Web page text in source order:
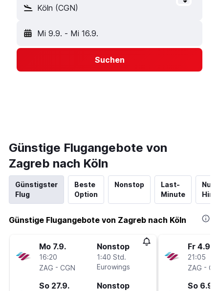
Köln (CGN)
Mi 9.9. - Mi 16.9.
Suchen
Günstige Flugangebote von
Zagreb nach Köln
Günstigster
Flug
Beste
Option
Nonstop
Last-
Minute
Nur
Günstige Flugangebote von Zagreb nach Köln
Mo 7.9.
16:20
ZAG - CGN
Nonstop
1:40 Std.
Eurowings
So 27.9. Nonstop
Fr 4.9.
21:05
ZAG -
So 6.9.